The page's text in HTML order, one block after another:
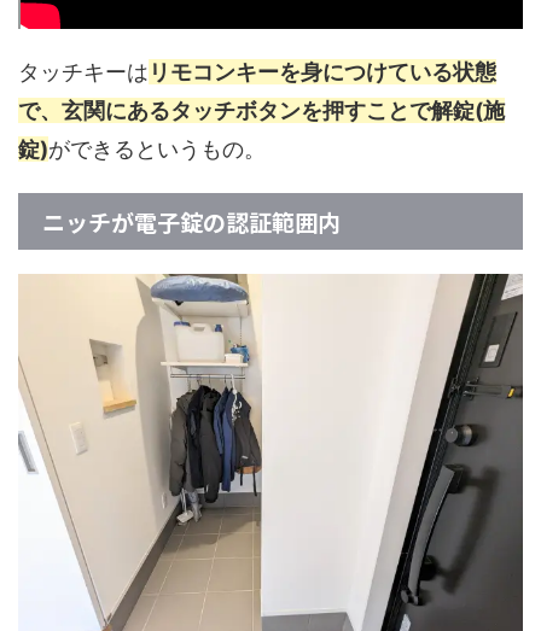
タッチキーは リモコンキーを身につけている状態
で、玄関にあるタッチボタンを押すことで解錠(施
錠)ができるというもの。
ニッチが電子錠の認証範囲内